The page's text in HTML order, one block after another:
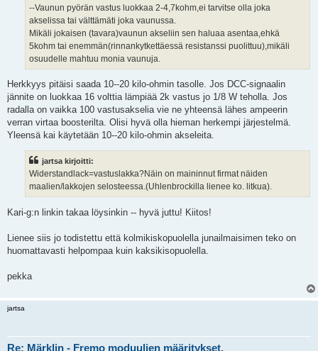
--Vaunun pyörän vastus luokkaa 2-4,7kohm,ei tarvitse olla joka
akselissa tai välttämäti joka vaunussa.
Mikäli jokaisen (tavara)vaunun akseliin sen haluaa asentaa,ehkä
5kohm tai enemmän(rinnankytkettäessä resistanssi puolittuu),mikäli
osuudelle mahtuu monia vaunuja.
Herkkyys pitäisi saada 10--20 kilo-ohmin tasolle. Jos DCC-signaalin
jännite on luokkaa 16 volttia lämpiää 2k vastus jo 1/8 W teholla. Jos
radalla on vaikka 100 vastusakselia vie ne yhteensä lähes ampeerin
verran virtaa boosterilta. Olisi hyvä olla hieman herkempi järjestelmä.
Yleensä kai käytetään 10--20 kilo-ohmin akseleita.
jartsa kirjoitti:
Widerstandlack=vastuslakka?Näin on maininnut firmat näiden
maalien/lakkojen selosteessa.(Uhlenbrockilla lienee ko. litkua).
Kari-g:n linkin takaa löysinkin -- hyvä juttu! Kiitos!
Lienee siis jo todistettu että kolmikiskopuolella junailmaisimen teko on
huomattavasti helpompaa kuin kaksikisopuolella.
pekka
jartsa
Re: Märklin - Fremo moduulien määritykset.